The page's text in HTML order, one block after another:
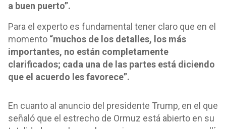
a buen puerto”.
Para el experto es fundamental tener claro que en el
momento “muchos de los detalles, los más
importantes, no están completamente
clarificados; cada una de las partes está diciendo
que el acuerdo les favorece”.
En cuanto al anuncio del presidente Trump, en el que
señaló que el estrecho de Ormuz está abierto en su